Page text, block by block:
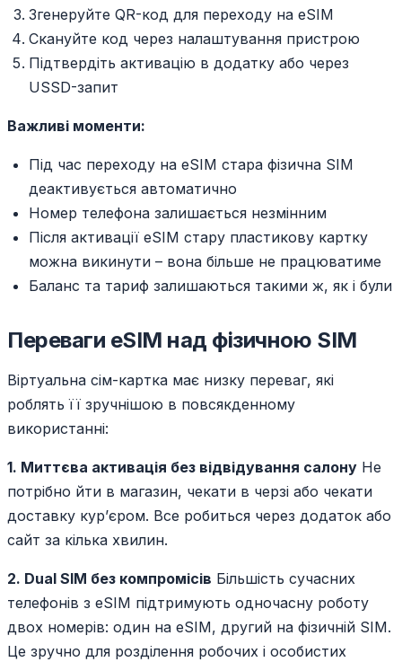
Згенеруйте QR-код для переходу на eSIM
Скануйте код через налаштування пристрою
Підтвердіть активацію в додатку або через
USSD-запит
Важливі моменти:
Під час переходу на eSIM стара фізична SIM
деактивується автоматично
Номер телефона залишається незмінним
Після активації eSIM стару пластикову картку
можна викинути – вона більше не працюватиме
Баланс та тариф залишаються такими ж, як і були
Переваги eSIM над фізичною SIM
Віртуальна сім-картка має низку переваг, які
роблять її зручнішою в повсякденному
використанні:
1. Миттєва активація без відвідування салону Не
потрібно йти в магазин, чекати в черзі або чекати
доставку кур’єром. Все робиться через додаток або
сайт за кілька хвилин.
2. Dual SIM без компромісів Більшість сучасних
телефонів з eSIM підтримують одночасну роботу
двох номерів: один на eSIM, другий на фізичній SIM.
Це зручно для розділення робочих і особистих